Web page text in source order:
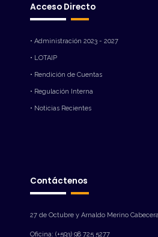
Acceso Directo
• Administración 2023 - 2027
• LOTAIP
• Rendición de Cuentas
• Regulación Interna
• Noticias Recientes
Contáctenos
27 de Octubre y Arnaldo Merino
Oficina: (+593) 98 725 5277